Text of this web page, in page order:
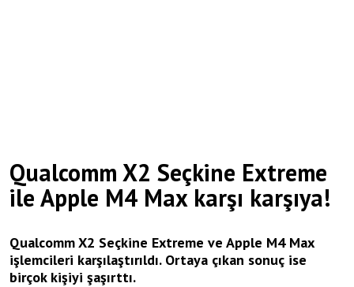
Qualcomm X2 Seçkine Extreme
ile Apple M4 Max karşı karşıya!
Qualcomm X2 Seçkine Extreme ve Apple M4 Max
işlemcileri karşılaştırıldı. Ortaya çıkan sonuç ise
birçok kişiyi şaşırttı.